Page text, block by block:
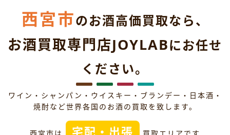
西宮市のお酒高価買取なら、
お酒買取専門店JOYLABにお任せ
ください。
ワイン・シャンパン・ウイスキー・ブランデー・日本酒・
焼酎など世界各国のお酒の買取を致します。
宅配・出張